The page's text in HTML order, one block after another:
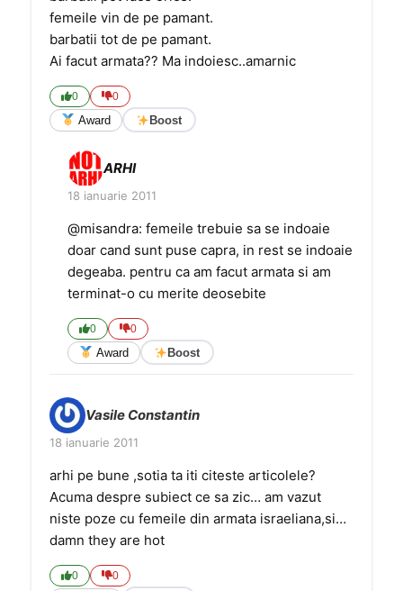
femeile vin de pe pamant.
barbatii tot de pe pamant.
Ai facut armata?? Ma indoiesc..amarnic
0 0
Award Boost
ARHI
18 ianuarie 2011
@misandra: femeile trebuie sa se indoaie
doar cand sunt puse capra, in rest se indoaie
degeaba. pentru ca am facut armata si am
terminat-o cu merite deosebite
0 0
Award Boost
Vasile Constantin
18 ianuarie 2011
arhi pe bune ,sotia ta iti citeste articolele?
Acuma despre subiect ce sa zic… am vazut
niste poze cu femeile din armata israeliana,si…
damn they are hot
0 0